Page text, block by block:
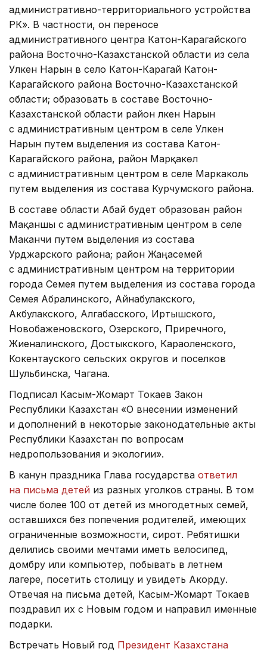
административно-территориального устройства
РК». В частности, он переносе
административного центра Катон-Карагайского
района Восточно-Казахстанской области из села
Улкен Нарын в село Катон-Карагай Катон-
Карагайского района Восточно-Казахстанской
области; образовать в составе Восточно-
Казахстанской области район Үлкен Нарын
с административным центром в селе Улкен
Нарын путем выделения из состава Катон-
Карагайского района, район Марқакөл
с административным центром в селе Маркаколь
путем выделения из состава Курчумского района.
В составе области Абай будет образован район
Мақаншы с административным центром в селе
Маканчи путем выделения из состава
Урджарского района; район Жаңасемей
с административным центром на территории
города Семея путем выделения из состава города
Семея Абралинского, Айнабулакского,
Акбулакского, Алгабасского, Иртышского,
Новобаженовского, Озерского, Приречного,
Жиеналинского, Достыкского, Караоленского,
Кокентауского сельских округов и поселков
Шульбинска, Чагана.
Подписал Касым-Жомарт Токаев Закон
Республики Казахстан «О внесении изменений
и дополнений в некоторые законодательные акты
Республики Казахстан по вопросам
недропользования и экологии».
В канун праздника Глава государства ответил
на письма детей из разных уголков страны. В том
числе более 100 от детей из многодетных семей,
оставшихся без попечения родителей, имеющих
ограниченные возможности, сирот. Ребятишки
делились своими мечтами иметь велосипед,
домбру или компьютер, побывать в летнем
лагере, посетить столицу и увидеть Акорду.
Отвечая на письма детей, Касым-Жомарт Токаев
поздравил их с Новым годом и направил именные
подарки.
Встречать Новый год Президент Казахстана